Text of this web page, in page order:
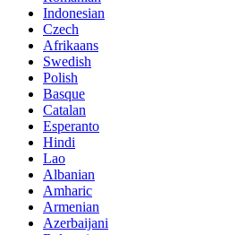
Indonesian
Czech
Afrikaans
Swedish
Polish
Basque
Catalan
Esperanto
Hindi
Lao
Albanian
Amharic
Armenian
Azerbaijani